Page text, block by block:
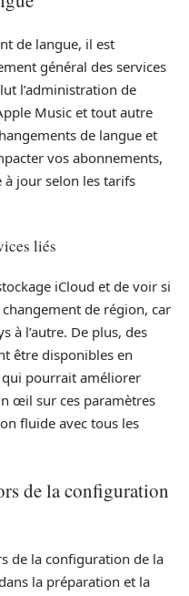
de langue, il est
général des services
l’administration de
Music et tout autre
de langue et
vos abonnements,
à jour selon les tarifs
liés
iCloud et de voir si
de région, car
à l’autre. De plus, des
être disponibles en
pourrait améliorer
œil sur ces paramètres
fluide avec tous les
de la configuration
de la configuration de la
la préparation et la